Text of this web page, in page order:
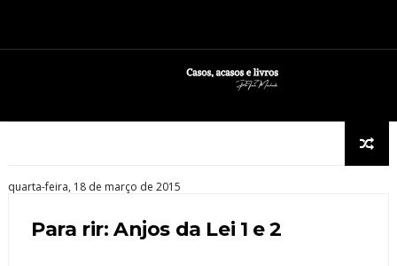
quarta-feira, 18 de março de 2015
Para rir: Anjos da Lei 1 e 2